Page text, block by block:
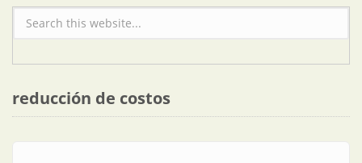
Formulario de búsqueda
reducción de costos